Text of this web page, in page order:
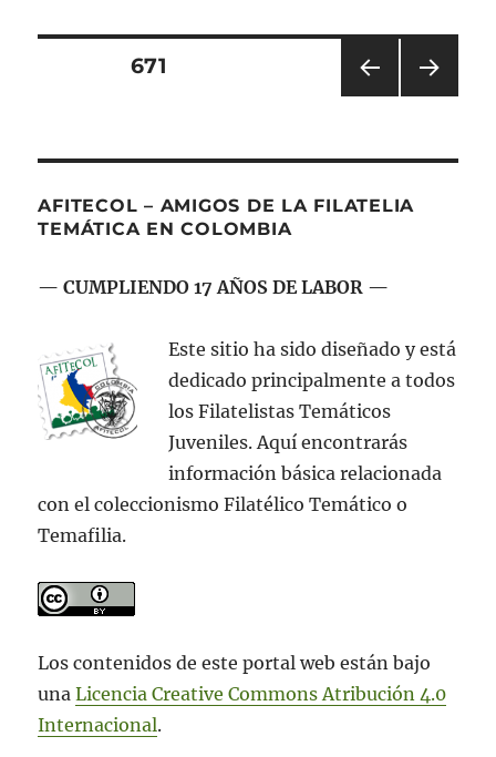
1959
Navegación
entradas
ERIO
R
PÁGINA671
NA
AFITECOL – AMIGOS DE LA FILATELIA
TEMÁTICA EN COLOMBIA
— CUMPLIENDO 17 AÑOS DE LABOR —
Este sitio ha sido diseñado y está
dedicado principalmente a todos
los Filatelistas Temáticos
Juveniles. Aquí encontrarás
información básica relacionada
con el coleccionismo Filatélico Temático o
Temafilia.
Los contenidos de este portal web están bajo
unaLicencia Creative Commons Atribución 4.0
Internacional.